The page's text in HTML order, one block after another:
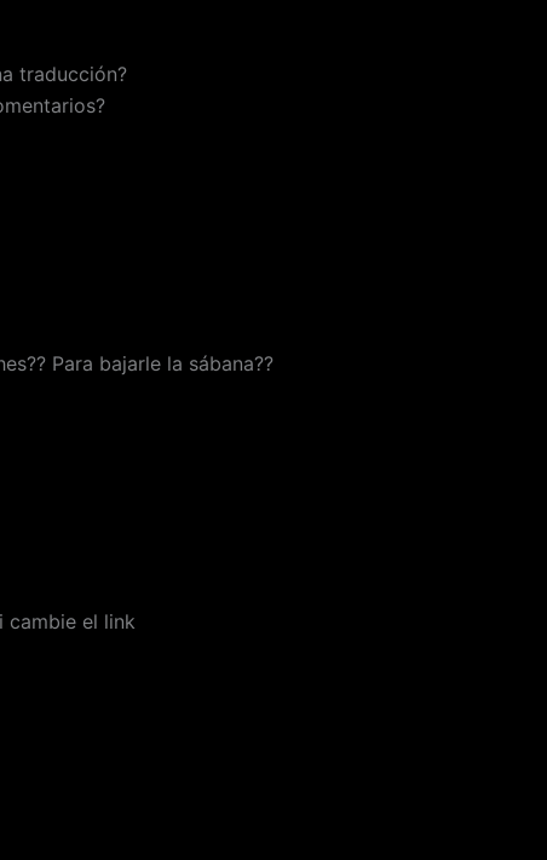
traducción?
Para bajarle la sábana??
cambie el link